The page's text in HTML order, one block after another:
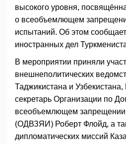
высокого уровня,
о всеобъемлющем
испытаний. Об этом
иностранных дел
В мероприятии приняли
внешнеполитических
Таджикистана и
секретарь Организации по
всеобъемлющем
(ОДВЗЯИ) Роберт Флойд, а
дипломатических миссий